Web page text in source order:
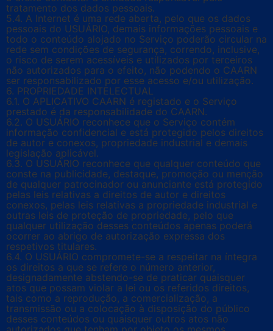
tratamento dos dados pessoais.
5.4. A Internet é uma rede aberta, pelo que os dados
pessoais do USUÁRIO, demais informações pessoais e
todo o conteúdo alojado no Serviço poderão circular na
rede sem condições de segurança, correndo, inclusive,
o risco de serem acessíveis e utilizados por terceiros
não autorizados para o efeito, não podendo o CAARN
ser responsabilizado por esse acesso e/ou utilização.
6. PROPRIEDADE INTELECTUAL
6.1. O APLICATIVO CAARN é registado e o Serviço
prestado é da responsabilidade do CAARN.
6.2. O USUÁRIO reconhece que o Serviço contém
informação confidencial e está protegido pelos direitos
de autor e conexos, propriedade industrial e demais
legislação aplicável.
6.3. O USUÁRIO reconhece que qualquer conteúdo que
conste na publicidade, destaque, promoção ou menção
de qualquer patrocinador ou anunciante está protegido
pelas leis relativas a direitos de autor e direitos
conexos, pelas leis relativas a propriedade industrial e
outras leis de proteção de propriedade, pelo que
qualquer utilização desses conteúdos apenas poderá
ocorrer ao abrigo de autorização expressa dos
respetivos titulares.
6.4. O USUÁRIO compromete-se a respeitar na íntegra
os direitos a que se refere o número anterior,
designadamente abstendo-se de praticar quaisquer
atos que possam violar a lei ou os referidos direitos,
tais como a reprodução, a comercialização, a
transmissão ou a colocação à disposição do público
desses conteúdos ou quaisquer outros atos não